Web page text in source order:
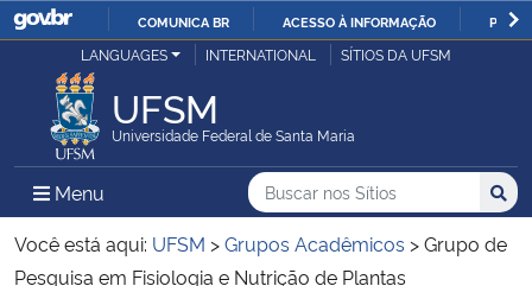
IR
COMUNICA BR ACESSO À INFORMAÇÃO
Ministério da Justiça e Segurança Pública
Ministério da Defesa
Ministério das Relações Exteriores
LANGUAGES INTERNATIONAL SÍTIOS DA UFSM
UFSM
Universidade Federal de Santa Maria
Menu Menu Principal do Sítio
Busca
Buscar no nos Sítios
Busca:
Você está aqui: UFSM >Grupos Acadêmicos >Grupo de
Pesquisa em Fisiologia e Nutrição de Plantas